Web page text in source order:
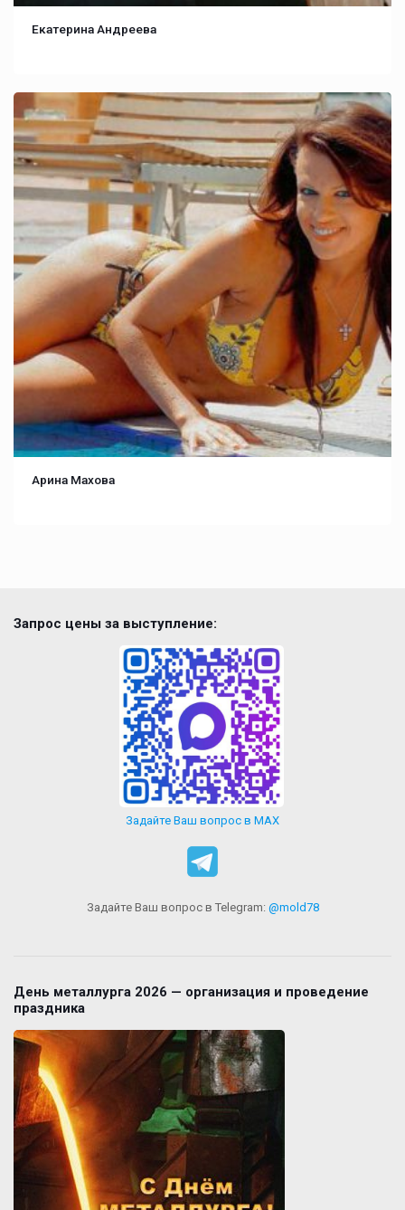
Екатерина Андреева
Арина Махова
Запрос цены за выступление:
Задайте Ваш вопрос в MAX
Задайте Ваш вопрос в Telegram: @mold78
День металлурга 2026 — организация и проведение
праздника